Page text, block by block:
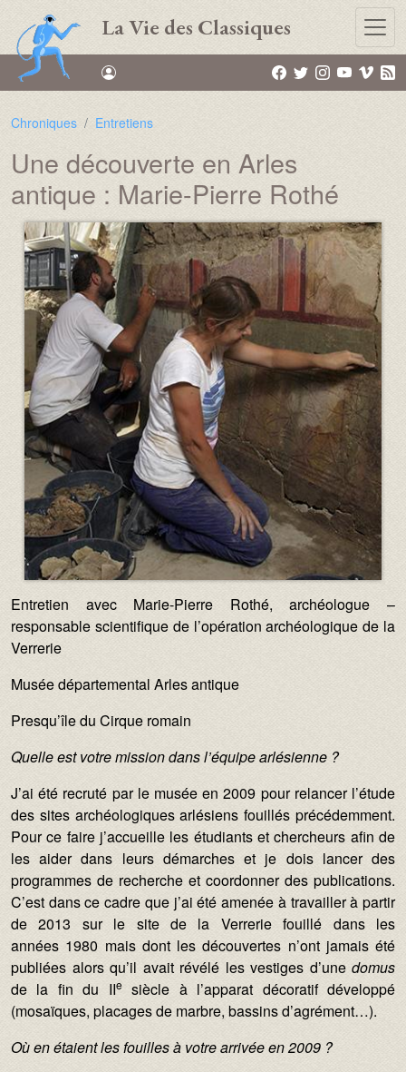
Aller au contenu principal
La Vie des Classiques
Chroniques Entretiens
Une découverte en Arles
antique : Marie-Pierre Rothé
Média :
Image :
Texte :
Entretien avec Marie-Pierre Rothé, archéologue –
responsable scientifique de l’opération archéologique de la
Verrerie
Musée départemental Arles antique
Presqu’île du Cirque romain
Quelle est votre mission dans l’équipe arlésienne ?
J’ai été recruté par le musée en 2009 pour relancer l’étude
des sites archéologiques arlésiens fouillés précédemment.
Pour ce faire j’accueille les étudiants et chercheurs afin de
les aider dans leurs démarches et je dois lancer des
programmes de recherche et coordonner des publications.
C’est dans ce cadre que j’ai été amenée à travailler à partir
de 2013 sur le site de la Verrerie fouillé dans les
années 1980 mais dont les découvertes n’ont jamais été
publiées alors qu’il avait révélé les vestiges d’une domus
de la fin du IIesiècle à l’apparat décoratif développé
(mosaïques, placages de marbre, bassins d’agrément…).
Où en étaient les fouilles à votre arrivée en 2009 ?